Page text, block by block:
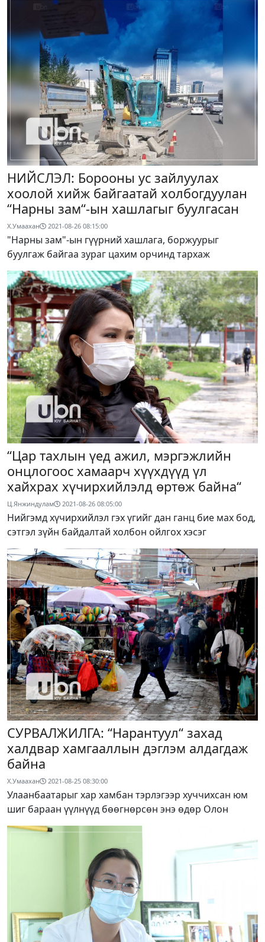
НИЙСЛЭЛ: Борооны ус зайлуулах
хоолой хийж байгаатай холбогдуулан
“Нарны зам“-ын хашлагыг буулгасан
Х.Умаахан 2021-08-26 08:15:00
"Нарны зам"-ын гүүрний хашлага, боржуурыг
буулгаж байгаа зураг цахим орчинд тархаж
“Цар тахлын үед ажил, мэргэжлийн
онцлогоос хамаарч хүүхдүүд үл
хайхрах хүчирхийлэлд өртөж байна“
Ц.Янжиндулам 2021-08-26 08:05:00
Нийгэмд хүчирхийлэл гэх үгийг дан ганц бие мах бод,
сэтгэл зүйн байдалтай холбон ойлгох хэсэг
СУРВАЛЖИЛГА: “Нарантуул“ захад
халдвар хамгааллын дэглэм алдагдаж
байна
Х.Умаахан 2021-08-25 08:30:00
Улаанбаатарыг хар хамбан тэрлэгээр хуччихсан юм
шиг бараан үүлнүүд бөөгнөрсөн энэ өдөр Олон